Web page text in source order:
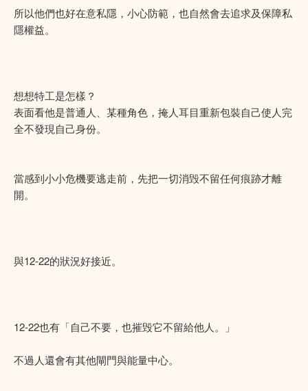
所以他們也好在意私隱，小心防範，也自然會去追求及保障私
隱權益。
想想特工是怎樣？
表面看他是普通人、某種角色，掩人耳目重新包裝自己使人完
全不發現自己身份。
當感到小小危機要逃走前，先把一切消毁不留任何痕跡才離
開。
與12-22的狀況好接近。
12-22也有「自己不要，也摧毁它不留給他人。」
不過人還會有其他閘門與能量中心。